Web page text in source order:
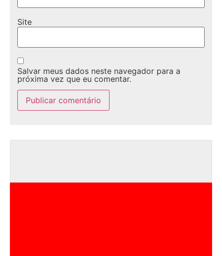
Site
Salvar meus dados neste navegador para a
próxima vez que eu comentar.